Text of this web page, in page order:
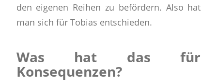
den eigenen Reihen zu befördern. Also hat
man sich für Tobias entschieden.
Was hat das für
Konsequenzen?